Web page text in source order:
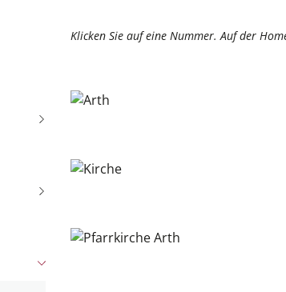
Klicken Sie auf eine Nummer. Auf der